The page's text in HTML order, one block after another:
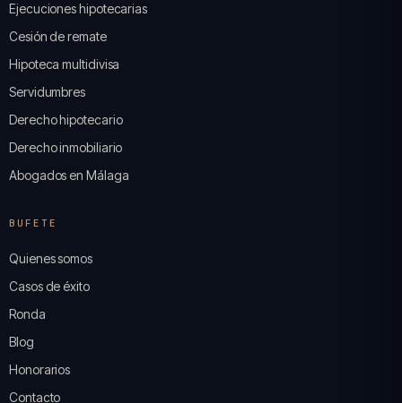
Ejecuciones hipotecarias
Cesión de remate
Hipoteca multidivisa
Servidumbres
Derecho hipotecario
Derecho inmobiliario
Abogados en Málaga
BUFETE
Quienes somos
Casos de éxito
Ronda
Blog
Honorarios
Contacto